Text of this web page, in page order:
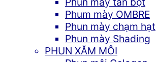
Phum mày OMBRE
Phun mày chạm hạt
Phun mày Shading
PHUN XĂM MÔI